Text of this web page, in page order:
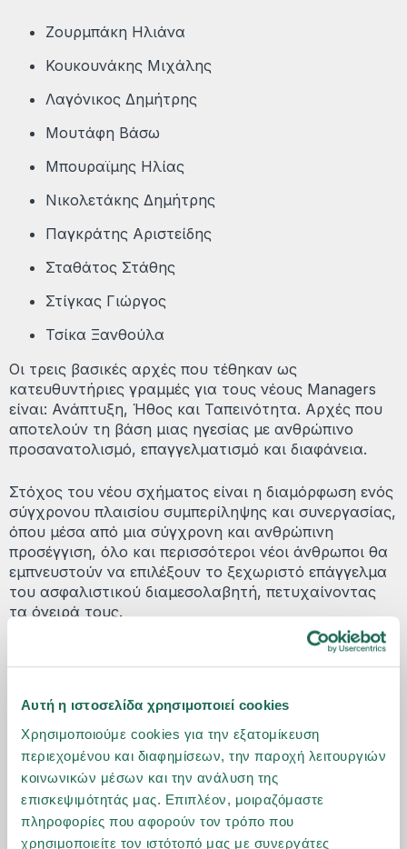
Αυτή η ιστοσελίδα χρησιμοποιεί cookies
Χρησιμοποιούμε cookies για την εξατομίκευση
περιεχομένου και διαφημίσεων, την παροχή λειτουργιών
κοινωνικών μέσων και την ανάλυση της
επισκεψιμότητάς μας. Επιπλέον, μοιραζόμαστε
πληροφορίες που αφορούν τον τρόπο που
χρησιμοποιείτε τον ιστότοπό μας με συνεργάτες
Ζουρμπάκη Ηλιάνα
Κουκουνάκης Μιχάλης
Λαγόνικος Δημήτρης
Μουτάφη Βάσω
Μπουραϊμης Ηλίας
Νικολετάκης Δημήτρης
Παγκράτης Αριστείδης
Σταθάτος Στάθης
Στίγκας Γιώργος
Τσίκα Ξανθούλα
Οι τρεις βασικές αρχές που τέθηκαν ως
κατευθυντήριες γραμμές για τους νέους Managers
είναι: Ανάπτυξη, Ήθος και Ταπεινότητα. Αρχές που
αποτελούν τη βάση μιας ηγεσίας με ανθρώπινο
προσανατολισμό, επαγγελματισμό και διαφάνεια.
Στόχος του νέου σχήματος είναι η διαμόρφωση ενός
σύγχρονου πλαισίου συμπερίληψης και συνεργασίας,
όπου μέσα από μια σύγχρονη και ανθρώπινη
προσέγγιση, όλο και περισσότεροι νέοι άνθρωποι θα
εμπνευστούν να επιλέξουν το ξεχωριστό επάγγελμα
του ασφαλιστικού διαμεσολαβητή, πετυχαίνοντας
τα όνειρά τους.
Το νέο μοντέλο Διοίκησης Πωλήσεων της Groupama
που δημιουργεί έναν χώρο εξέλιξης για τους
ανθρώπους του Αποκλειστικού Δικτύου, και
διαμορφώνει τις προϋποθέσεις για ένα μέλλον με
δυναμική και προοπτική.